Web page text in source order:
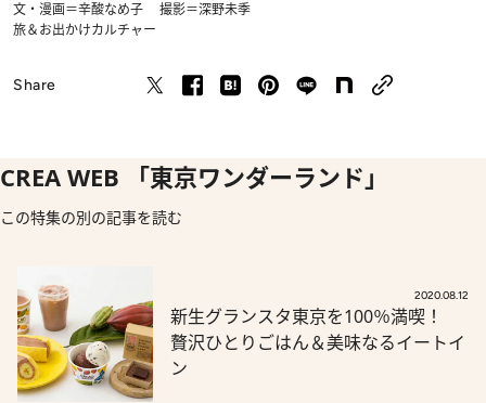
文・漫画＝辛酸なめ子 撮影＝深野未季
旅＆お出かけカルチャー
Share
CREA WEB 「東京ワンダーランド」
この特集の別の記事を読む
2020.08.12
新生グランスタ東京を100％満喫！
贅沢ひとりごはん＆美味なるイートイ
ン